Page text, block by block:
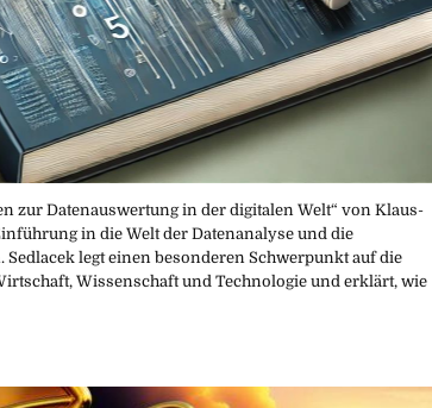
zur Datenauswertung in der digitalen Welt“ von Klaus-
in die Welt der Datenanalyse und die
legt einen besonderen Schwerpunkt auf die
Wissenschaft und Technologie und erklärt, wie